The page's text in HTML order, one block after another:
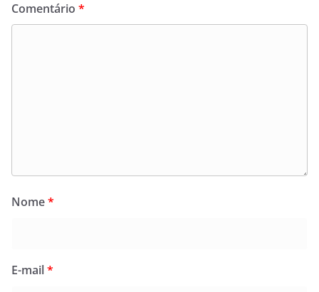
Comentário *
Nome*
E-mail*